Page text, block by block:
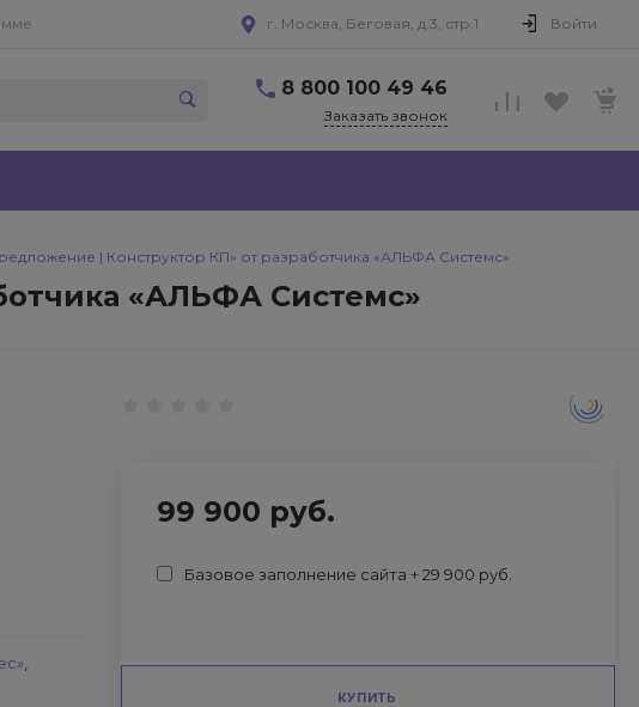
г. Москва, Беговая, д.3, стр.1 Войти
8 800 100 49 46
Заказать звонок
| Конструктор КП» от разработчика «АЛЬФА Системс»
«АЛЬФА Системс»
99 900 руб.
Базовое заполнение сайта + 29 900 руб.
КУПИТЬ